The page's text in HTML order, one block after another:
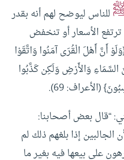
للناس ليوضح لهم أنه بقدر
ترتفع الأسعار أو تنخفض
أَنَّ أَهْلَ الْقُرَى آمَنُوا وَاتَّقَوْا
وَالأَرْضِ وَلَكِن كَذَّبُوا
(الأعراف: 69).
“قال بعض أصحابنا:
الجالبين إذا بلغهم ذلك لم
على بيعها فيه بغير ما